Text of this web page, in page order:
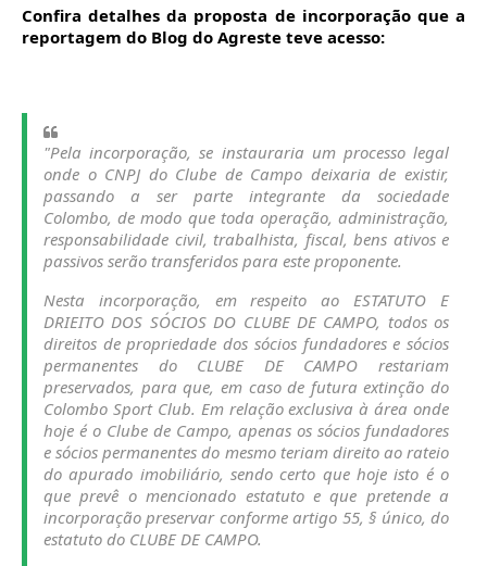
Confira detalhes da proposta de incorporação que a
reportagem do Blog do Agreste teve acesso:
"Pela incorporação, se instauraria um processo legal
onde o CNPJ do Clube de Campo deixaria de existir,
passando a ser parte integrante da sociedade
Colombo, de modo que toda operação, administração,
responsabilidade civil, trabalhista, fiscal, bens ativos e
passivos serão transferidos para este proponente.
Nesta incorporação, em respeito ao ESTATUTO E
DRIEITO DOS SÓCIOS DO CLUBE DE CAMPO, todos os
direitos de propriedade dos sócios fundadores e sócios
permanentes do CLUBE DE CAMPO restariam
preservados, para que, em caso de futura extinção do
Colombo Sport Club. Em relação exclusiva à área onde
hoje é o Clube de Campo, apenas os sócios fundadores
e sócios permanentes do mesmo teriam direito ao rateio
do apurado imobiliário, sendo certo que hoje isto é o
que prevê o mencionado estatuto e que pretende a
incorporação preservar conforme artigo 55, § único, do
estatuto do CLUBE DE CAMPO.